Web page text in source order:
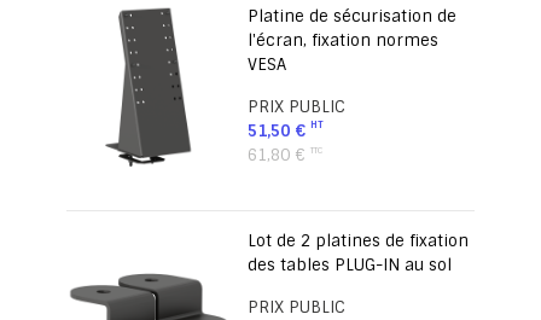
Platine de sécurisation de
l'écran, fixation normes
VESA
PRIX PUBLIC
51,50 €
61,80 €
Lot de 2 platines de fixation
des tables PLUG-IN au sol
PRIX PUBLIC